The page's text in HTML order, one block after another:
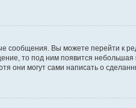
сообщения. Вы можете перейти к
то под ним появится небольшая
они могут сами написать о